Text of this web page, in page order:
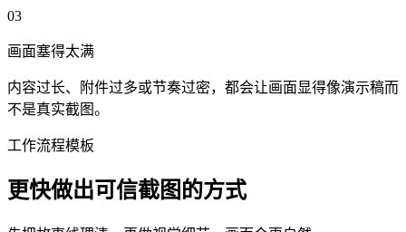
03
画面塞得太满
内容过长、附件过多或节奏过密，都会让画面显得像演示稿而
不是真实截图。
工作流程模板
更快做出可信截图的方式